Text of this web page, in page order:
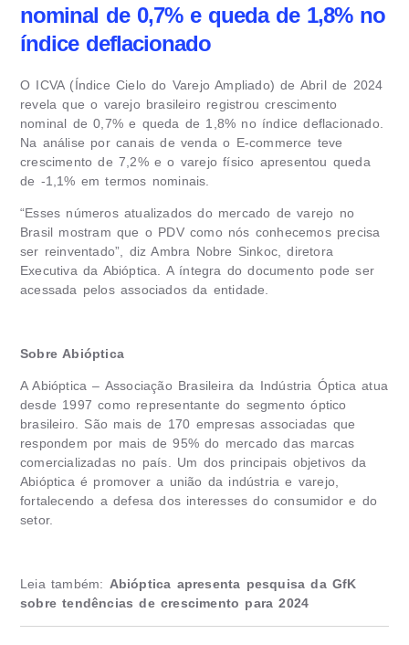
nominal de 0,7% e queda de 1,8% no
índice deflacionado
O ICVA (Índice Cielo do Varejo Ampliado) de Abril de 2024
revela que o varejo brasileiro registrou crescimento
nominal de 0,7% e queda de 1,8% no índice deflacionado.
Na análise por canais de venda o E-commerce teve
crescimento de 7,2% e o varejo físico apresentou queda
de -1,1% em termos nominais.
“Esses números atualizados do mercado de varejo no
Brasil mostram que o PDV como nós conhecemos precisa
ser reinventado”, diz Ambra Nobre Sinkoc, diretora
Executiva da Abióptica. A íntegra do documento pode ser
acessada pelos associados da entidade.
Sobre Abióptica
A Abióptica – Associação Brasileira da Indústria Óptica atua
desde 1997 como representante do segmento óptico
brasileiro. São mais de 170 empresas associadas que
respondem por mais de 95% do mercado das marcas
comercializadas no país. Um dos principais objetivos da
Abióptica é promover a união da indústria e varejo,
fortalecendo a defesa dos interesses do consumidor e do
setor.
Leia também: Abióptica apresenta pesquisa da GfK
sobre tendências de crescimento para 2024